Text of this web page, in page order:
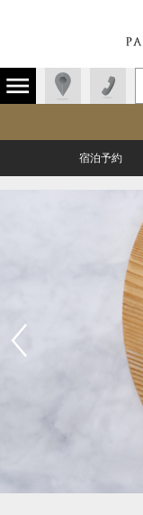
宿泊予約